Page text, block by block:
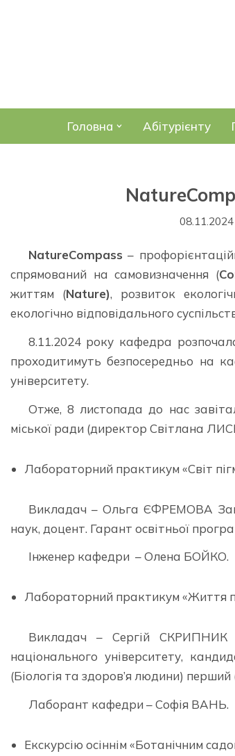
Головна Абітурієнту
08.11.2024
NatureCompass –
спрямований на самовизначення (
життям (Nature), розвиток
екологічно відповідального
8.11.2024 року кафедра
проходитимуть безпосередньо на
університету.
Отже, 8 листопада до нас
міської ради (директор Світлана
Лабораторний практикум «Світ
Викладач – Ольга ЄФРЕМОВА
наук, доцент. Гарант освітньої
Інженер кафедри – Олена БОЙКО.
Лабораторний практикум «Життя
Викладач – Сергій СКРИПНИК
національного університету,
(Біологія та здоров’я людини)
Лаборант кафедри – Софія ВАНЬ.
Екскурсію осіннім «Ботанічним